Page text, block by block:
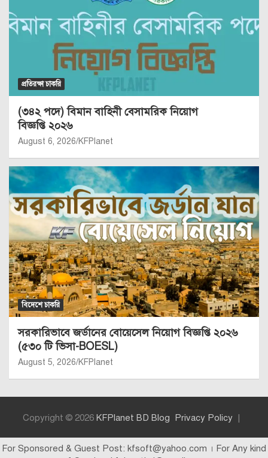
প্রতিরক্ষা চাকরি
(৩৪২ পদে) বিমান বাহিনী বেসামরিক নিয়োগ
বিজ্ঞপ্তি ২০২৬
August 6, 2026 KFPlanet
বিদেশে চাকরি
সরকারিভাবে জর্ডানের বোয়েসেল নিয়োগ বিজ্ঞপ্তি ২০২৬
(৫৩০ টি ভিসা-BOESL)
August 5, 2026 KFPlanet
Copyright © 2026 KFPlanet BD Blog Privacy Policy
For Sponsored & Guest Post: kfsoft@yahoo.com । For Any kind